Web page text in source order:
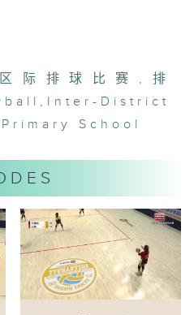
际排球比赛 ,
排
, Inter-District
Primary School